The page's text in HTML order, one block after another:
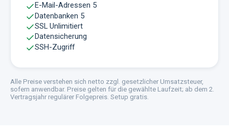
E-Mail-Adressen 5
Datenbanken 5
SSL Unlimitiert
Datensicherung
SSH-Zugriff
Alle Preise verstehen sich netto zzgl. gesetzlicher Umsatzsteuer,
sofern anwendbar. Preise gelten für die gewählte Laufzeit; ab dem 2.
Vertragsjahr regulärer Folgepreis. Setup gratis.